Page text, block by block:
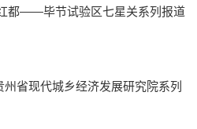
都——毕节试验区七星关系列报道
省现代城乡经济发展研究院系列